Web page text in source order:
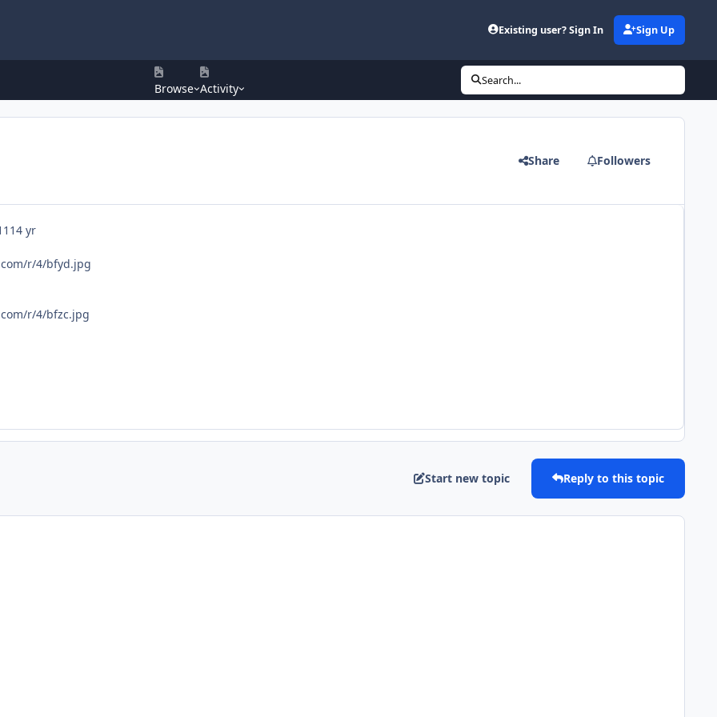
Existing user? Sign In Sign Up
Browse Activity
Search...
Share Followers
14 yr
r/4/bfyd.jpg
r/4/bfzc.jpg
Start new topic Reply to this topic